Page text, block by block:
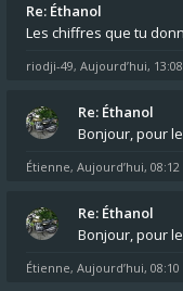
Re: Éthanol
riodji-49, Aujourd’hui, 13:08
Re: Éthanol
Étienne, Aujourd’hui, 08:12
Re: Éthanol
Étienne, Aujourd’hui, 08:10